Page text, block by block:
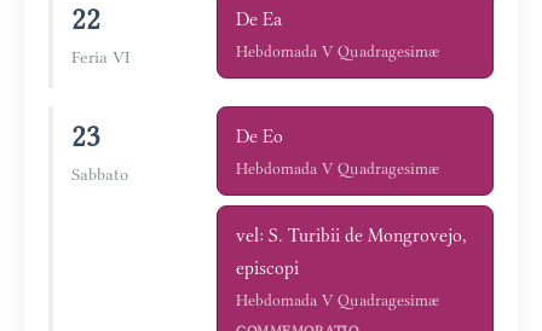
22
Feria VI
De Ea
Hebdomada V Quadragesimæ
23
Sabbato
De Eo
Hebdomada V Quadragesimæ
vel: S. Turibii de Mongrovejo,
episcopi
Hebdomada V Quadragesimæ